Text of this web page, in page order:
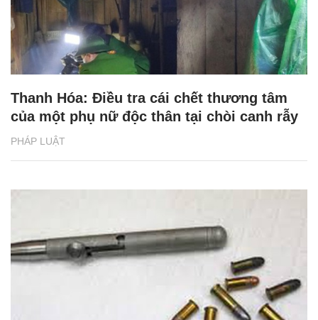
PHÁP LUẬT
Thanh Hóa: Điều tra cái chết thương tâm
của một phụ nữ độc thân tại chòi canh rẫy